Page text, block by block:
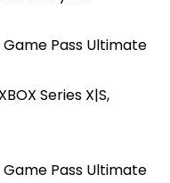
Pass Ultimate
Series X|S,
Pass Ultimate